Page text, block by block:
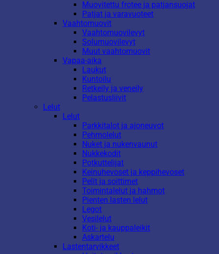
Muovitettu frotee ja patjansuojat
Patjat ja varavuoteet
Vaahtomuovit
Vaahtomuovilevyt
Solumuovilevyt
Muut vaahtomuovit
Vapaa-aika
Laukut
Kuntoilu
Retkeily ja veneily
Pelastusliivit
Lelut
Lelut
Parkkitalot ja ajoneuvot
Pehmolelut
Nuket ja nukenvaunut
Nukkekodit
Potkuttelijat
Keinuhevoset ja keppihevoset
Pelit ja soittimet
Toimintalelut ja hahmot
Pienten lasten lelut
Legot
Vesilelut
Koti- ja kauppaleikit
Askartelu
Lastentarvikkeet